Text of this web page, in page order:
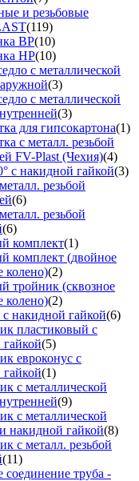
и резьбовые
(119)
ВР(10)
НР(10)
с металлической
(3)
с металлической
(3)
для гипсокартона(1)
с металл. резьбой
FV-Plast (Чехия)(4)
с накидной гайкой(3)
резьбой
(6)
резьбой
(6)
комплект(1)
комплект (двойное
колено)(2)
тройник (сквозное
колено)(2)
накидной гайкой(6)
пластиковый с
(5)
евроконус с
(1)
с металлической
(9)
с металлической
накидной гайкой(8)
с металл. резьбой
(11)
соединение труба -